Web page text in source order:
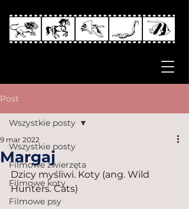
Post
Wszystkie posty
Filmowe zwierzęta
Filmowe koty
Filmowe psy
Wszystkie posty
Margaj
9 mar 2022
Dzicy myśliwi. Koty (ang. Wild
Hunters. Cats)